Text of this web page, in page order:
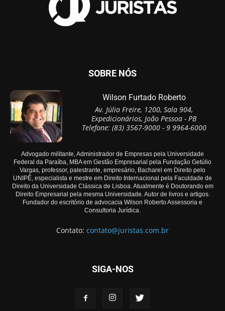
SOBRE NÓS
Wilson Furtado Roberto
Av. Júlia Freire, 1200, Sala 904,
Expedicionários, João Pessoa - PB
Telefone: (83) 3567-9000 - 9 9964-6000
Advogado militante, Administrador de Empresas pela Universidade
Federal da Paraíba, MBA em Gestão Empresarial pela Fundação Getúlio
Vargas, professor, palestrante, empresário, Bacharel em Direito pelo
UNIPÊ, especialista e mestre em Direito Internacional pela Faculdade de
Direito da Universidade Clássica de Lisboa. Atualmente é Doutorando em
Direito Empresarial pela mesma Universidade. Autor de livros e artigos.
Fundador do escritório de advocacia Wilson Roberto Assessoria e
Consultoria Jurídica.
Contato: contato@juristas.com.br
SIGA-NOS